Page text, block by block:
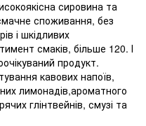
сировина та
споживання, без
і шкідливих
смаків, більше 120. І
продукт.
кавових напоїв,
лимонадів,ароматного
глінтвейнів, смузі та